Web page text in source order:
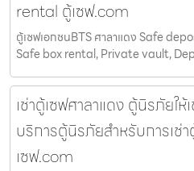
rental ตู้เซฟ.com
ตู้เซฟเอกชนBTS ศาลาแดง Safe
Safe box rental, Private vault,
เช่าตู้เซฟศาลาแดง ตู้นิรภัยให้
บริการตู้นิรภัยสำหรับการเช่
เซฟ.com